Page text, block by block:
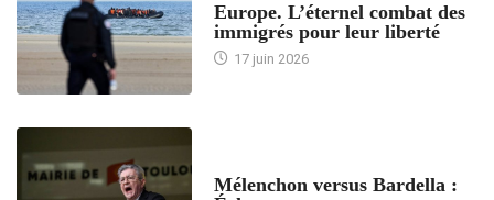
Europe. L’éternel combat des
immigrés pour leur liberté
17 juin 2026
Mélenchon versus Bardella :